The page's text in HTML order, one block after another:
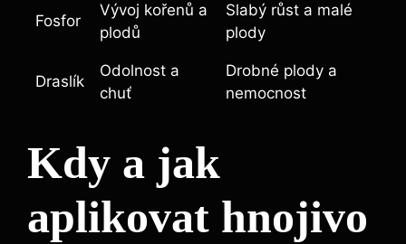
Fosfor
Vývoj kořenů a
plodů
Slabý růst a malé
plody
Draslík
Odolnost a⁤
chuť
Drobné plody a
⁢nemocnost
Kdy a jak
aplikovat hnojivo